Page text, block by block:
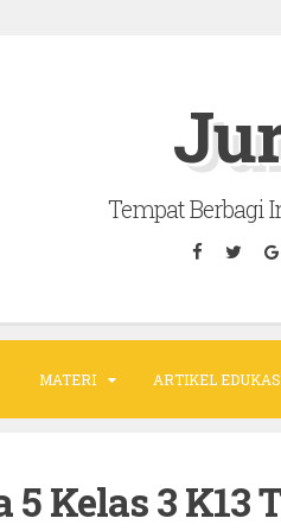
Tempat Berbagi
MATERI ARTIKEL
5 Kelas 3 K13